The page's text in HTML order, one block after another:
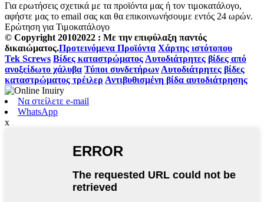
Για ερωτήσεις σχετικά με τα προϊόντα μας ή τον τιμοκατάλογο,
αφήστε μας το email σας και θα επικοινωνήσουμε εντός 24 ωρών.
Ερώτηση για Τιμοκατάλογο
© Copyright 20102022 : Με την επιφύλαξη παντός
δικαιώματος.Προτεινόμενα Προϊόντα Χάρτης ιστότοπου
Tek Screws Βίδες καταστρώματοςΑυτοδιάτρητες βίδες από
ανοξείδωτο χάλυβα Τύποι συνδετήρωνΑυτοδιάτρητες βίδες
καταστρώματος τρέιλερ Αντιβυθισμένη βίδα αυτοδιάτρησης
Να στείλετε e-mail
WhatsApp
x